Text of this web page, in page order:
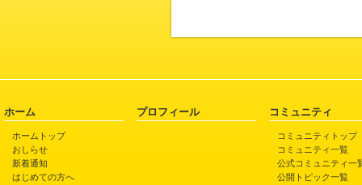
ホーム
ホームトップ
おしらせ
新着通知
はじめての方へ
プロフィール コミュニティ
コミュニティトップ
コミュニティ一覧
公式コミュニティ一
公開トピック一覧